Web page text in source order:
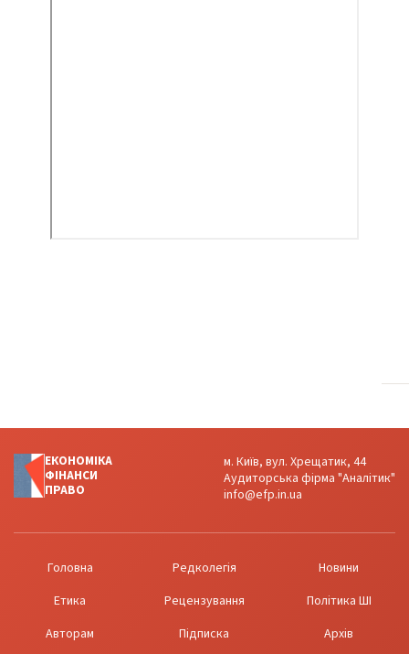
ЕКОНОМІКА
ФІНАНСИ
ПРАВО
м. Київ, вул. Хрещатик, 44
Аудиторська фірма "Аналітик"
info@efp.in.ua
Головна Редколегія
Новини
Етика
Рецензування
Політика ШІ
Авторам
Підписка Архів